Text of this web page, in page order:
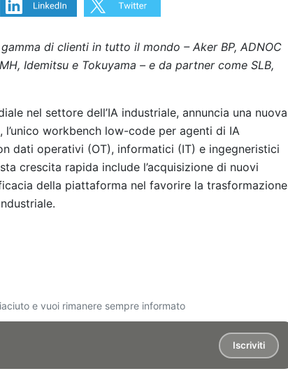
di clienti in tutto il mondo – Aker BP, ADNOC
Idemitsu e Tokuyama – e da partner come SLB,
nel settore dell’IA industriale, annuncia una nuova
, l’unico workbench low-code per agenti di IA
dati operativi (OT), informatici (IT) e ingegneristici
crescita rapida include l’acquisizione di nuovi
della piattaforma nel favorire la trasformazione
e vuoi rimanere sempre informato
Iscriviti